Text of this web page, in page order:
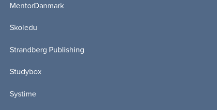
MentorDanmark
Skoledu
Strandberg Publishing
Studybox
Systime